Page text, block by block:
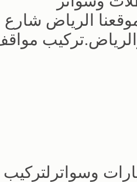
وسواتر الاختيارالاول ت/0114996351 موقعنا الرياض شارع
وسواترلتركيب